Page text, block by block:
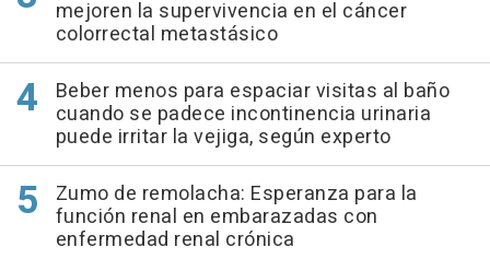
mejoren la supervivencia en el cáncer
colorrectal metastásico
Beber menos para espaciar visitas al baño
cuando se padece incontinencia urinaria
puede irritar la vejiga, según experto
Zumo de remolacha: Esperanza para la
función renal en embarazadas con
enfermedad renal crónica